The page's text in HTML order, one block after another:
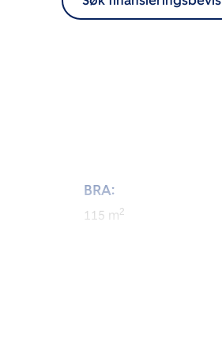
BRA:
115 m2